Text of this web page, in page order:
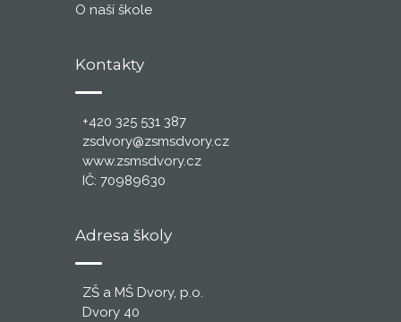
O naší škole
Kontakty
+420 325 531 387
zsdvory@zsmsdvory.cz
www.zsmsdvory.cz
IČ: 70989630
Adresa školy
ZŠ a MŠ Dvory, p.o.
Dvory 40